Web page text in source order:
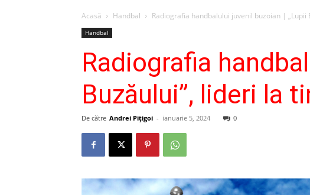
Acasă Handbal Radiografia handbalului juvenil buzoian | „Lupii
Handbal
Radiografia
Buzăului”, lideri la
De către Andrei Pițigoi - ianuarie 5, 2024 0